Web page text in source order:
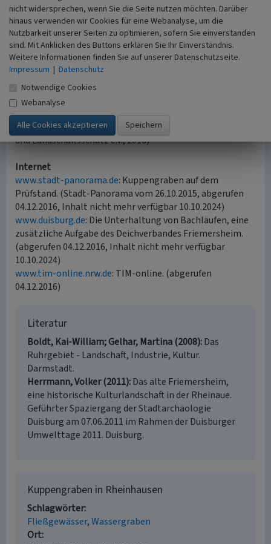
durch eine spezielle Nutzungsform: die Schneitelung.
Junge Triebe werden regelmäßig alle 3 bis maximal 10
Jahre abgeschnitten und beispielsweise als Tierfutter
oder für die Herstellung von Korbwaren verwendet. Die
Pflege erfolgt heute durch eine organisierte
Landschaftsentwicklung mit dem Ziel, Kopfbäume als
prägendes Merkmal der Kulturlandschaft und als
Lebensraum für Tiere wie Fledermäuse zu erhalten.
(Kai-William Boldt, Rheinischer Verein für Denkmalpflege
und Landschaftsschutz e.V., 2016)
Internet
www.stadt-panorama.de: Kuppengraben auf dem
Prüfstand. (Stadt-Panorama vom 26.10.2015, abgerufen
04.12.2016, Inhalt nicht mehr verfügbar 10.10.2024)
www.duisburg.de: Die Unterhaltung von Bachläufen, eine
zusätzliche Aufgabe des Deichverbandes Friemersheim.
(abgerufen 04.12.2016, Inhalt nicht mehr verfügbar
10.10.2024)
www.tim-online.nrw.de: TIM-online. (abgerufen
04.12.2016)
Literatur
Boldt, Kai-William; Gelhar, Martina (2008) Das
Ruhrgebiet - Landschaft, Industrie, Kultur.
Darmstadt.
Herrmann, Volker (2011) Das alte Friemersheim,
eine historische Kulturlandschaft in der Rheinaue.
Geführter Spaziergang der Stadtarchäologie
Duisburg am 07.06.2011 im Rahmen der Duisburger
Umwelttage 2011. Duisburg.
Kuppengraben in Rheinhausen
Schlagwörter
Fließgewässer Wassergraben
Ort
nicht widersprechen, wenn Sie die Seite nutzen möchten. Darüber
hinaus verwenden wir Cookies für eine Webanalyse, um die
Nutzbarkeit unserer Seiten zu optimieren, sofern Sie einverstanden
sind. Mit Anklicken des Buttons erklären Sie Ihr Einverständnis.
Weitere Informationen finden Sie auf unserer Datenschutzseite.
Impressum | Datenschutz
Notwendige Cookies
Webanalyse